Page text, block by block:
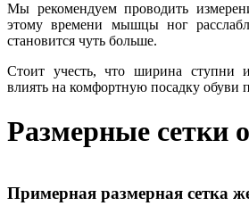
Мы рекомендуем проводить
этому времени мышцы ног
становится чуть больше.
Стоит учесть, что ширина ступни
влиять на комфортную посадку обуви
Размерные сетки
Примерная размерная сетка